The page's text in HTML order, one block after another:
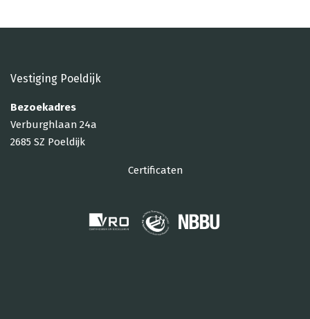
Vestiging Poeldijk
Bezoekadres
Verburghlaan 24a
2685 SZ Poeldijk
Certificaten